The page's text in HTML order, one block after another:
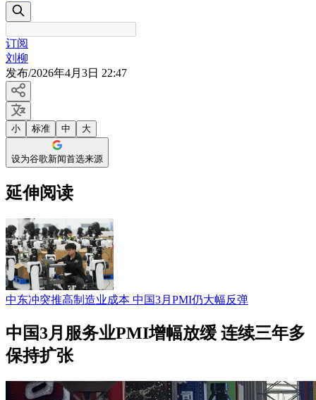
订阅
刘柳
发布/2026年4月3日 22:47
小 标准 中 大
设为谷歌新闻首选来源
延伸阅读
中东冲突推高制造业成本 中国3月PMI仍大幅反弹
中国3月服务业PMI增幅放缓 连续三年多
保持扩张